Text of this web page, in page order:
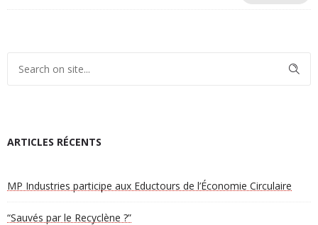
ARTICLES RÉCENTS
MP Industries participe aux Eductours de l’Économie Circulaire
“Sauvés par le Recyclène ?”